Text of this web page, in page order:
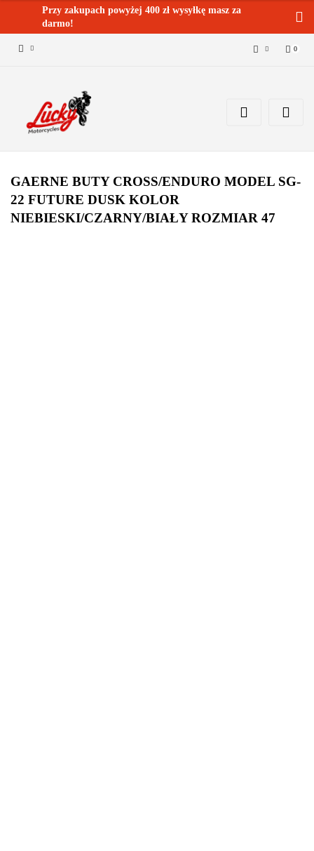
Przy zakupach powyżej 400 zł wysyłkę masz za
darmo!
Dodaj zgłoszenie
0
GAERNE BUTY CROSS/ENDURO MODEL SG-
22 FUTURE DUSK KOLOR
NIEBIESKI/CZARNY/BIAŁY ROZMIAR 47